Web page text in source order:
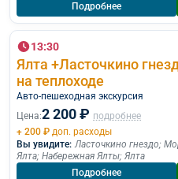
Подробнее
13:30
Ялта +Ласточкино
на теплоходе
Авто-пешеходная экскурсия
Цена:2 200 ₽ подробнее
+ 200 ₽ доп. расходы
Вы увидите: Ласточкино гнездо;
Ялта; Набережная Ялты; Ялта
Подробнее